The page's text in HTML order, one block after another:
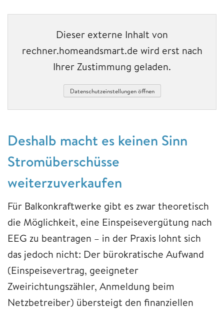
Dieser externe Inhalt von
rechner.homeandsmart.de wird erst nach
Ihrer Zustimmung geladen.
Datenschutzeinstellungen öffnen
Deshalb macht es keinen Sinn
Stromüberschüsse
weiterzuverkaufen
Für Balkonkraftwerke gibt es zwar theoretisch
die Möglichkeit, eine Einspeisevergütung nach
EEG zu beantragen – in der Praxis lohnt sich
das jedoch nicht: Der bürokratische Aufwand
(Einspeisevertrag, geeigneter
Zweirichtungszähler, Anmeldung beim
Netzbetreiber) übersteigt den finanziellen